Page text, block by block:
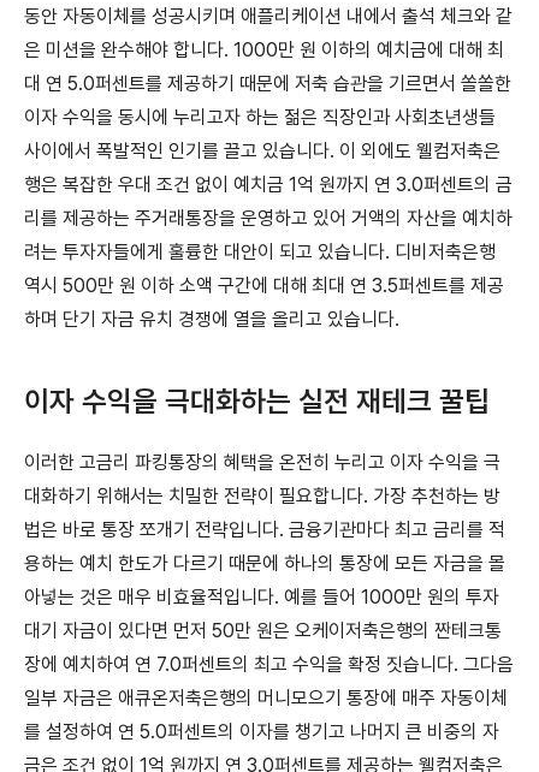
동안 자동이체를 성공시키며 애플리케이션 내에서 출석 체크와 같
은 미션을 완수해야 합니다. 1000만 원 이하의 예치금에 대해 최
대 연 5.0퍼센트를 제공하기 때문에 저축 습관을 기르면서 쏠쏠한
이자 수익을 동시에 누리고자 하는 젊은 직장인과 사회초년생들
사이에서 폭발적인 인기를 끌고 있습니다. 이 외에도 웰컴저축은
행은 복잡한 우대 조건 없이 예치금 1억 원까지 연 3.0퍼센트의 금
리를 제공하는 주거래통장을 운영하고 있어 거액의 자산을 예치하
려는 투자자들에게 훌륭한 대안이 되고 있습니다. 디비저축은행
역시 500만 원 이하 소액 구간에 대해 최대 연 3.5퍼센트를 제공
하며 단기 자금 유치 경쟁에 열을 올리고 있습니다.
이자 수익을 극대화하는 실전 재테크 꿀팁
이러한 고금리 파킹통장의 혜택을 온전히 누리고 이자 수익을 극
대화하기 위해서는 치밀한 전략이 필요합니다. 가장 추천하는 방
법은 바로 통장 쪼개기 전략입니다. 금융기관마다 최고 금리를 적
용하는 예치 한도가 다르기 때문에 하나의 통장에 모든 자금을 몰
아넣는 것은 매우 비효율적입니다. 예를 들어 1000만 원의 투자
대기 자금이 있다면 먼저 50만 원은 오케이저축은행의 짠테크통
장에 예치하여 연 7.0퍼센트의 최고 수익을 확정 짓습니다. 그다음
일부 자금은 애큐온저축은행의 머니모으기 통장에 매주 자동이체
를 설정하여 연 5.0퍼센트의 이자를 챙기고 나머지 큰 비중의 자
금은 조건 없이 1억 원까지 연 3.0퍼센트를 제공하는 웰컴저축은